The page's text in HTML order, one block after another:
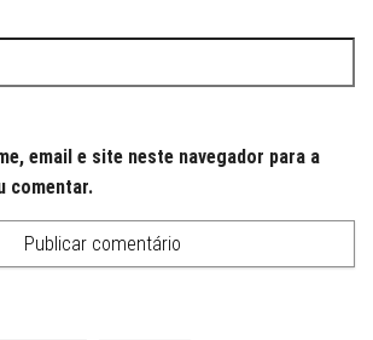
email e site neste navegador para a
comentar.